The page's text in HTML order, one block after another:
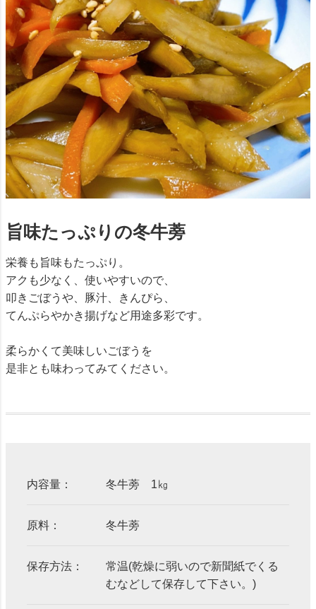
旨味たっぷりの冬牛蒡
栄養も旨味もたっぷり。
アクも少なく、使いやすいので、
叩きごぼうや、豚汁、きんぴら、
てんぷらやかき揚げなど用途多彩です。
柔らかくて美味しいごぼうを
是非とも味わってみてください。
内容量： 冬牛蒡 1㎏
原料： 冬牛蒡
保存方法：
常温(乾燥に弱いので新聞紙でくる
むなどして保存して下さい。)